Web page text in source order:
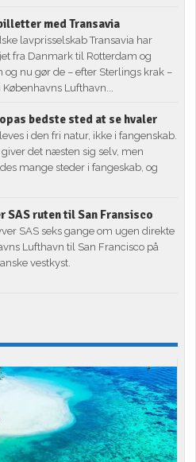
med Transavia
lavprisselskab Transavia har
fra Danmark til Rotterdam og
og nu gør de – efter Sterlings krak –
Lufthavn...
bedste sted at se hvaler
i den fri natur, ikke i fangenskab.
det næsten sig selv, men
mange steder i fangeskab, og
SAS ruten til San Fransisco
SAS seks gange om ugen direkte
Lufthavn til San Francisco på
vestkyst.